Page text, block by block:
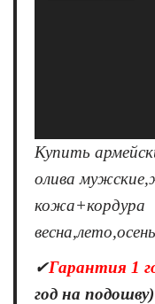
Купить
олива
кожа+кордура
✔Гарантия 1
год на подошву)